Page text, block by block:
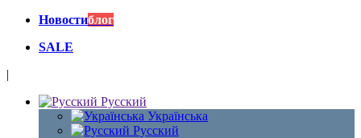
Новостиблог
SALE
|
Русский
Українська
Русский